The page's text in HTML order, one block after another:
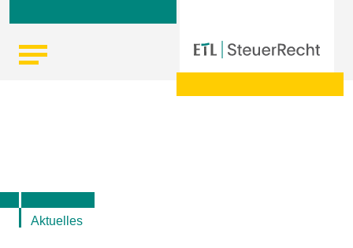
Skip
content
Finanzen
Aktuelles